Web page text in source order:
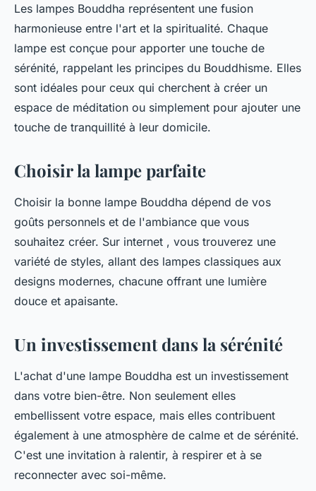
Les lampes Bouddha représentent une fusion
harmonieuse entre l'art et la spiritualité. Chaque
lampe est conçue pour apporter une touche de
sérénité, rappelant les principes du Bouddhisme. Elles
sont idéales pour ceux qui cherchent à créer un
espace de méditation ou simplement pour ajouter une
touche de tranquillité à leur domicile.
Choisir la lampe parfaite
Choisir la bonne lampe Bouddha dépend de vos
goûts personnels et de l'ambiance que vous
souhaitez créer. Sur internet , vous trouverez une
variété de styles, allant des lampes classiques aux
designs modernes, chacune offrant une lumière
douce et apaisante.
Un investissement dans la sérénité
L'achat d'une lampe Bouddha est un investissement
dans votre bien-être. Non seulement elles
embellissent votre espace, mais elles contribuent
également à une atmosphère de calme et de sérénité.
C'est une invitation à ralentir, à respirer et à se
reconnecter avec soi-même.